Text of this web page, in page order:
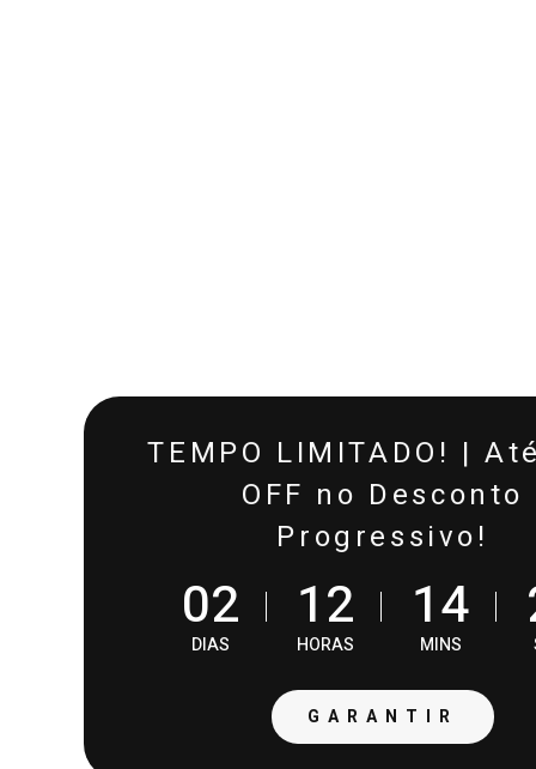
TEMPO LIMITADO! |
OFF no Desconto
Progressivo!
02
DIAS
12
HORAS
14
MINS
GARANTIR